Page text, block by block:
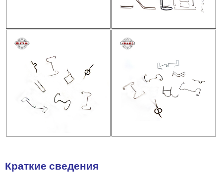
Краткие сведения